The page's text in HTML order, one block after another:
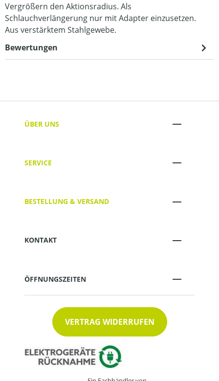
Vergrößern den Aktionsradius. Als
Schlauchverlängerung nur mit Adapter einzusetzen.
Aus verstärktem Stahlgewebe.
Bewertungen
ÜBER UNS
SERVICE
BESTELLUNG & VERSAND
KONTAKT
ÖFFNUNGSZEITEN
VERTRAG WIDERRUFEN